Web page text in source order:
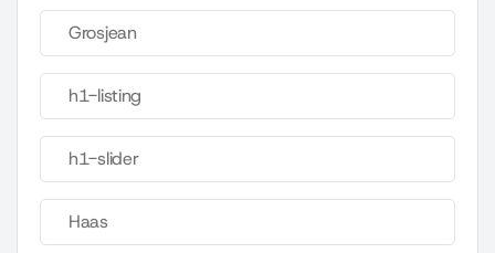
Grosjean
h1-listing
h1-slider
Haas